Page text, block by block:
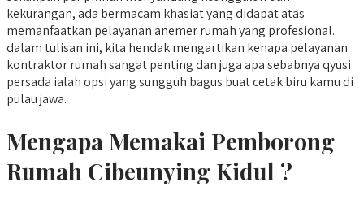
kekurangan, ada bermacam khasiat yang didapat atas
memanfaatkan pelayanan anemer rumah yang profesional.
dalam tulisan ini, kita hendak mengartikan kenapa pelayanan
kontraktor rumah sangat penting dan juga apa sebabnya qyusi
persada ialah opsi yang sungguh bagus buat cetak biru kamu di
pulau jawa.
Mengapa Memakai Pemborong
Rumah Cibeunying Kidul ?